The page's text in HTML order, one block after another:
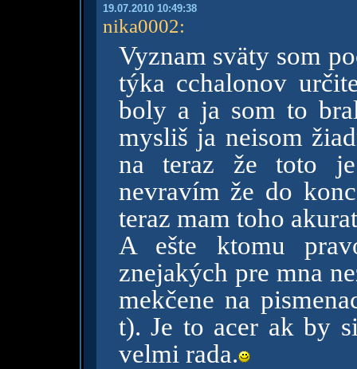
19.07.2010 10:49:38
nika0002:
Vyznam sväty som
týka cchalonov
boly a ja som to
mysliš ja neisom
na teraz že toto
nevravím že do
teraz mam toho
A ešte ktomu
znejakých pre mna
mekčene na
t). Je to acer ak by
velmi rada.